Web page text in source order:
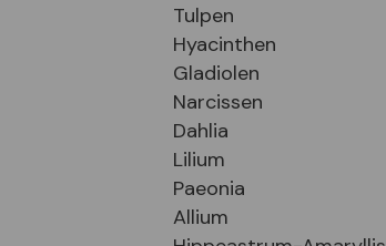
Tulpen
Hyacinthen
Gladiolen
Narcissen
Dahlia
Lilium
Paeonia
Allium